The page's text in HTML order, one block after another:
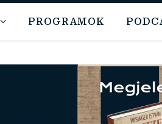
PROGRAMOK